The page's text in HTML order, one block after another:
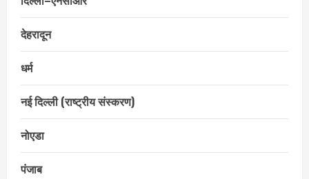
देहरादून
धर्म
नई दिल्ली (राष्ट्रीय संस्करण)
नोएडा
पंजाब